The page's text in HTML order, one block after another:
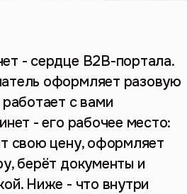
- сердце B2B-портала.
оформляет разовую
с вами
- его рабочее место:
свою цену, оформляет
берёт документы и
Ниже - что внутри